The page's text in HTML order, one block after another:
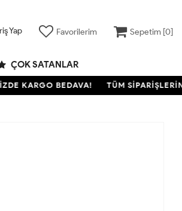
Yap Favorilerim Sepetim [0]
ÇOK SATANLAR
KARGO BEDAVA! TÜM